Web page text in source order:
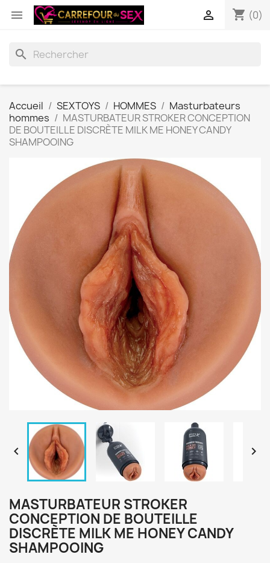
 shopping_cart (0)

search
Accueil SEXTOYS HOMMES
Masturbateurs
hommes
MASTURBATEUR STROKER CONCEPTION
DE BOUTEILLE DISCRÈTE MILK ME HONEY CANDY
SHAMPOOING
 
MASTURBATEUR STROKER
CONCEPTION DE BOUTEILLE
DISCRÈTE MILK ME HONEY CANDY
SHAMPOOING